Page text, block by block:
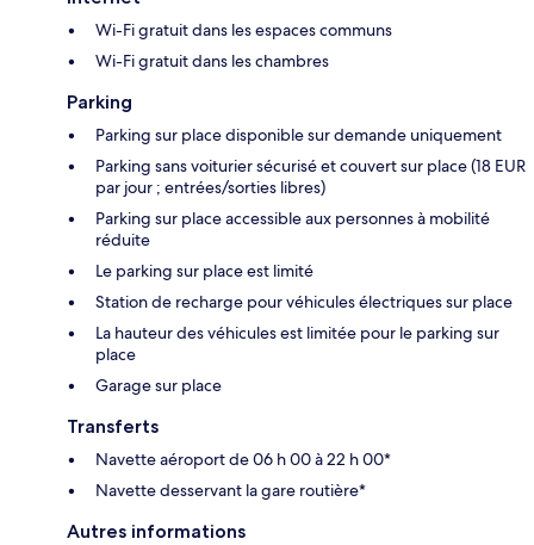
Wi-Fi gratuit dans les espaces communs
Wi-Fi gratuit dans les chambres
Parking
Parking sur place disponible sur demande uniquement
Parking sans voiturier sécurisé et couvert sur place (18 EUR
par jour ; entrées/sorties libres)
Parking sur place accessible aux personnes à mobilité
réduite
Le parking sur place est limité
Station de recharge pour véhicules électriques sur place
La hauteur des véhicules est limitée pour le parking sur
place
Garage sur place
Transferts
Navette aéroport de 06 h 00 à 22 h 00*
Navette desservant la gare routière*
Autres informations